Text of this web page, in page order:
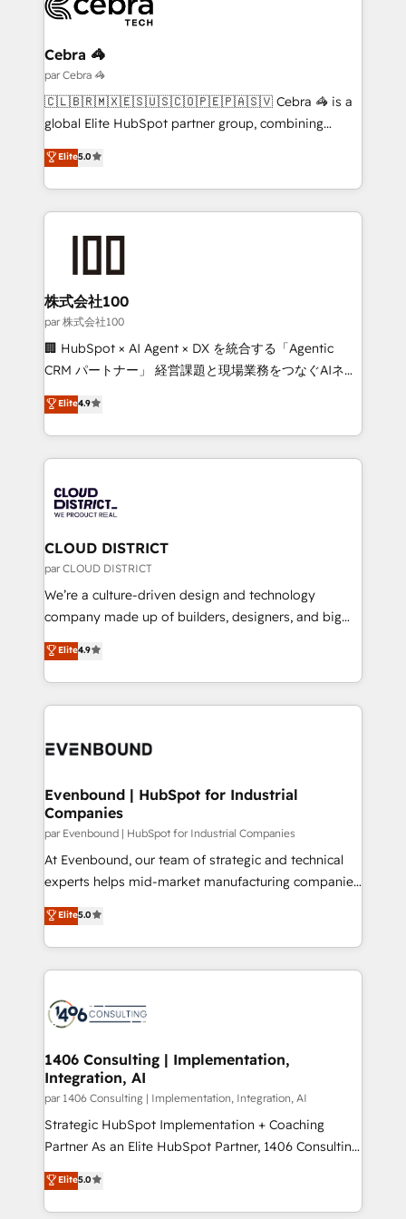
Implementation & Migration · Native & Custom
Reporting & Analytics · GTM Architecture · Sales &
Marketing Enablement If you’re ready to elevate
HubSpot from “just your CRM” to your growth
infrastructure—let’s talk.
Cebra 🦓
par Cebra 🦓
🇨🇱🇧🇷🇲🇽🇪🇸🇺🇸🇨🇴🇵🇪🇵🇦🇸🇻 Cebra 🦓 is a
global Elite HubSpot partner group, combining
technology, marketing and media expertise across
Latin America and Southern Europe, with teams
across 9 countries. Born in Chile, we combine local
insight with international reach to help businesses
grow. For over 12 years, we’ve delivered 500+
solutions that integrate CRM, AI automation, inbound
and loop marketing, content, and digital creativity.
Our multicultural team works in Spanish, Portuguese,
and English to design scalable strategies that drive
measurable growth. 🌎 Highlights: • 10+ years as a
Migration Excellence. • Top 3 Partner of the Year
LATAM 2022, 2023, 2024, 2025. • Partner of the Year
with HubSpot? Let Cebra’s experts help you grow
faster, smarter, and with impact.
Elite5.0
株式会社100
par 株式会社100
🏢 HubSpot × AI Agent × DX を統合する「Agentic
CRM パートナー」 経営課題と現場業務をつなぐAIネイ
ティブ・エージェンシーとして、HubSpot Eliteの実装
力で顧客フロント業務を再設計します。 💡 100inc は何
をする会社か？ HubSpotを共通基盤に、AIエージェン
トを組み込んだ顧客フロント業務（マーケティング・営
ィブ・エージェンシーです。事業部・グループ会社・部
門が分立する組織で、データと業務プロセスのサイロ化
を、CRMを軸とした全社共通基盤に再構築します。意
思決定者・PMO・現場担当者に並走します。 1️⃣
HubSpot導入・活用支援 顧客データの一元化から、
GTMの見える化・自動化まで。全Hub統合運用、デー
2️⃣ AIエージェント組織構築 営業・マーケティング業務
の一部をAIが自律実行する組織への移行を設計・実装。
DX × AI推進のPMO伴走支援 複数部門をまたぐDX×AI変
の統合・浸透・変革管理を実行します。 ▸ CMS戦略設
計・構築：リード獲得・CVR・SEOを前提にした情報設
提供。 ▸ 既存CRM・MAからの移行支援：Salesforce・
Marketo・Pardot等からの移行、カスタム設計、履歴
データ移行と活用設計まで。 ▸ AEO対応：ChatGPT・
か？ ✓ HubSpot Eliteパートナー認定 ✓ HubSpotアワ
ード受賞・HUGリーダー ✓ ISO27001:2022 /
ISO9001:2015 取得 ✓ 400社以上の導入実績 ✓
状整理の壁打ちなど、構想段階からお気軽にお問い合わ
せください。
Elite4.9
CLOUD DISTRICT
par CLOUD DISTRICT
We’re a culture-driven design and technology
company made up of builders, designers, and big
thinkers. We blend strategy, design, and
development—always fueled by curiosity—to turn
ideas, opportunities, and challenges into meaningful
experiences. To us, technology is more than just
and—most importantly—simple. That’s why we lean
products and strategies that actually make a
difference.
Elite4.9
Evenbound | HubSpot for Industrial
Companies
par Evenbound | HubSpot for Industrial Companies
At Evenbound, our team of strategic and technical
experts helps mid-market manufacturing companies
achieve real growth. We specialize in delivering
tailored solutions that drive results by leveraging
HubSpot’s platform and data to fuel success.
Technical Solutions: - HubSpot Technical Consulting -
Onboarding - Data Migration & Integrations -
Technical Audit & Optimization Strategic Solutions: -
Revenue Operations - Inbound Marketing -
Outbound Marketing - HubSpot CMS Website
Design & Development We empower our clients to
reach their full potential by providing transparent,
relationship-driven support. With over 300 HubSpot
technical know-how and strategic guidance you
need to succeed.
Elite5.0
1406 Consulting | Implementation,
Integration, AI
par 1406 Consulting | Implementation, Integration, AI
Strategic HubSpot Implementation + Coaching
Partner As an Elite HubSpot Partner, 1406 Consulting
helps mid-market revenue teams transform how
they sell, market, and serve. We don't just build your
HubSpot—we teach your team to own it, then stay
Elite5.0